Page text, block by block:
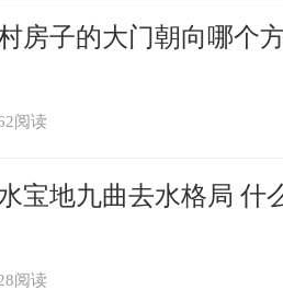
房子的大门朝向哪个
阅读
宝地九曲去水格局 什
阅读